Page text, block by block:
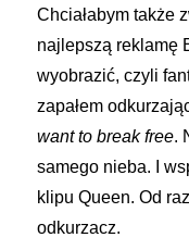
Chciałabym także
najlepszą reklamę
wyobrazić, czyli
zapałem
want to break free.
samego nieba. I
klipu Queen. Od
odkurzacz.